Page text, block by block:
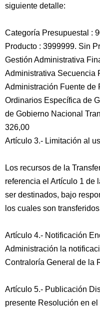
siguiente detalle:
Categoría Presupuestal :
Producto : 3999999. Sin
Gestión Administrativa
Administrativa Secuencia
Administración Fuente de
Ordinarios Específica de
de Gobierno Nacional
326,00
Artículo 3.- Limitación al
Los recursos de la
referencia el Artículo 1 de
ser destinados, bajo
los cuales son
Artículo 4.- Notificación
Administración la
Contraloría General de la
Artículo 5.- Publicación
presente Resolución en